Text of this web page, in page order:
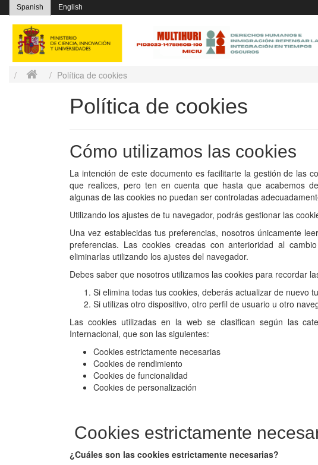
Spanish English
Política de cookies
Política de cookies
Cómo utilizamos las cookies
La intención de este documento es facilitarte la gestión de las
que realices, pero ten en cuenta que hasta que acabemos
algunas de las cookies no puedan ser controladas
Utilizando los ajustes de tu navegador, podrás gestionar las
Una vez establecidas tus preferencias, nosotros únicamente
preferencias. Las cookies creadas con anterioridad al
eliminarlas utilizando los ajustes del navegador.
Debes saber que nosotros utilizamos las cookies para recordar
Si elimina todas tus cookies, deberás actualizar de nuevo
Si utilizas otro dispositivo, otro perfil de usuario u otro
Las cookies utilizadas en la web se clasifican según las
Internacional, que son las siguientes:
Cookies estrictamente necesarias
Cookies de rendimiento
Cookies de funcionalidad
Cookies de personalización
Cookies estrictamente
¿Cuáles son las cookies estrictamente necesarias?